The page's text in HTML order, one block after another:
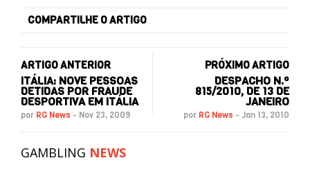
COMPARTILHE O ARTIGO
ARTIGO ANTERIOR
ITÁLIA: NOVE PESSOAS
DETIDAS POR FRAUDE
DESPORTIVA EM ITÁLIA
por RG News - Nov 23, 2009
PRÓXIMO ARTIGO
DESPACHO N.º
815/2010, DE 13 DE
JANEIRO
por RG News - Jan 13, 2010
GAMBLING NEWS